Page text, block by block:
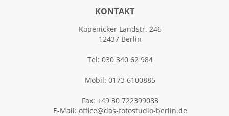
KONTAKT
Köpenicker Landstr. 246
12437 Berlin
Tel: 030 340 62 984
Mobil: 0173 6100885
Fax: +49 30 722399083
E-Mail: office@das-fotostudio-berlin.de